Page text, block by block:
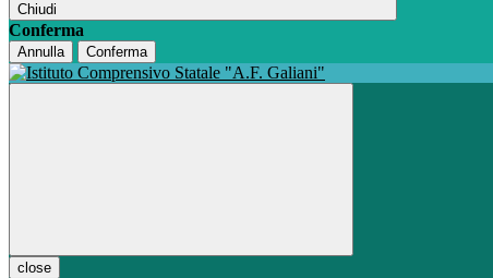
Chiudi
Conferma
Annulla Conferma
close